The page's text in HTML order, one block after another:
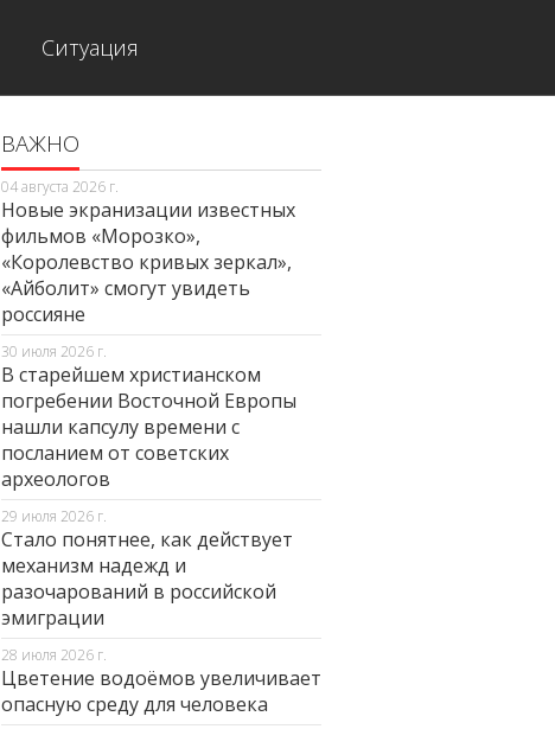
Ситуация
ВАЖНО
04 августа 2026 г.
Новые экранизации известных
фильмов «Морозко»,
«Королевство кривых зеркал»,
«Айболит» смогут увидеть
россияне
30 июля 2026 г.
В старейшем христианском
погребении Восточной Европы
нашли капсулу времени с
посланием от советских
археологов
29 июля 2026 г.
Стало понятнее, как действует
механизм надежд и
разочарований в российской
эмиграции
28 июля 2026 г.
Цветение водоёмов увеличивает
опасную среду для человека